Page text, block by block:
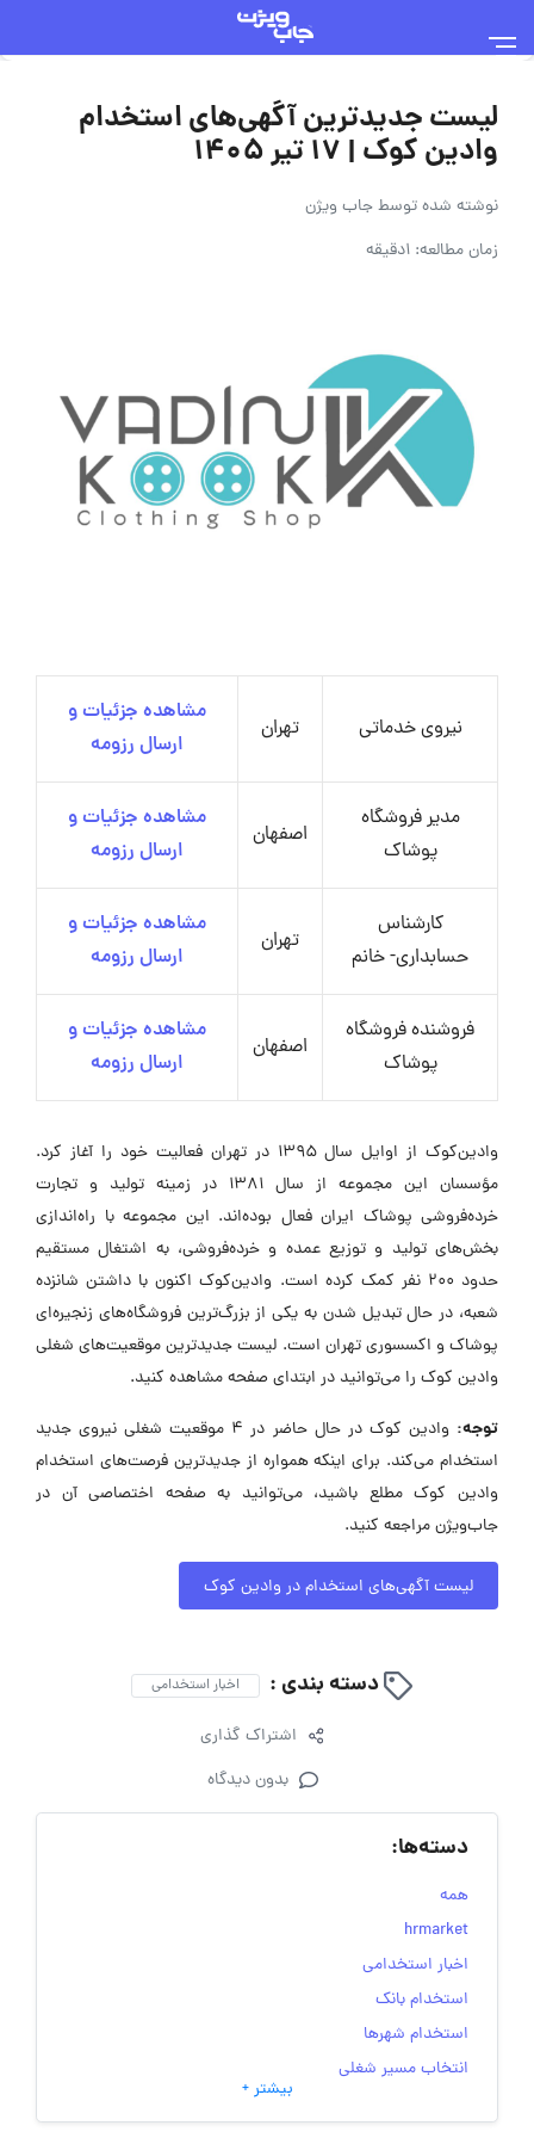
لیست جدیدترین آگهی‌های استخدام
وادین کوک | ۱۷ تیر ۱۴۰۵
نوشته شده توسطجاب ویژن
زمان مطالعه: 1دقیقه
نیروی خدماتی تهران
مشاهده جزئیات و
ارسال رزومه
مدیر فروشگاه
پوشاک
اصفهان
مشاهده جزئیات و
ارسال رزومه
کارشناس
حسابداری- خانم
تهران
مشاهده جزئیات و
ارسال رزومه
فروشنده فروشگاه
پوشاک
اصفهان
مشاهده جزئیات و
ارسال رزومه
وادین‌کوک از اوایل سال ۱۳۹۵ در تهران فعالیت خود را آغاز کرد.
مؤسسان این مجموعه از سال ۱۳۸۱ در زمینه تولید و تجارت
خرده‌فروشی پوشاک ایران فعال بوده‌اند. این مجموعه با راه‌اندازی
بخش‌های تولید و توزیع عمده و خرده‌فروشی، به اشتغال مستقیم
حدود ۲۰۰ نفر کمک کرده است. وادین‌کوک اکنون با داشتن شانزده
شعبه، در حال تبدیل شدن به یکی از بزرگ‌ترین فروشگاه‌های زنجیره‌ای
پوشاک و اکسسوری تهران است. لیست جدیدترین موقعیت‌های شغلی
وادین کوک را می‌توانید در ابتدای صفحه مشاهده کنید.
توجه:
وادین کوک در حال حاضر در ۴ موقعیت شغلی نیروی جدید
استخدام می‌کند. برای اینکه همواره از جدیدترین فرصت‌های استخدام
وادین کوک مطلع باشید، می‌توانید به صفحه اختصاصی آن در
جاب‌ویژن مراجعه کنید.
لیست آگهی‌های استخدام در وادین کوک
دسته بندی : اخبار استخدامی
اشتراک گذاری
بدون دیدگاه
دسته‌ها:
همه
hrmarket
اخبار استخدامی
استخدام بانک
استخدام شهرها
انتخاب مسیر شغلی
به‌روزرسانی‌های سایت (کارجویی)
بیشتر +